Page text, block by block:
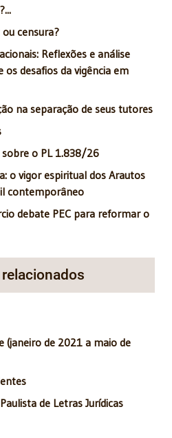
censura?
Reflexões e análise
os desafios da vigência em
na separação de seus tutores
sobre o PL 1.838/26
o vigor espiritual dos Arautos
contemporâneo
debate PEC para reformar o
(janeiro de 2021 a maio de
de Letras Jurídicas